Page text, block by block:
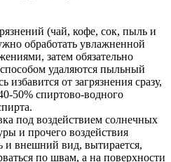
(чай, кофе, сок, пыль и
обработать увлажненной
затем обязательно
удаляются пыльный
избавится от загрязнения сразу,
50% спиртово-водного
под воздействием солнечных
и прочего воздействия
и внешний вид, вытирается,
по швам, а на поверхности